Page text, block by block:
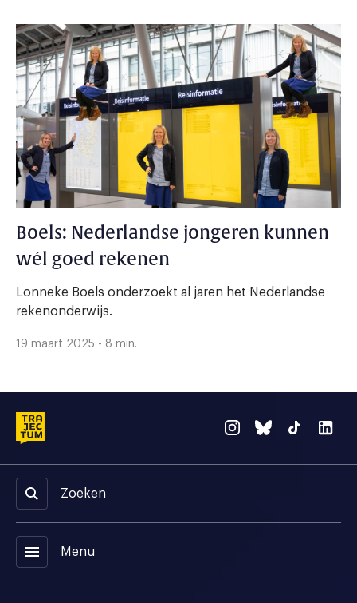
Boels: Nederlandse jongeren kunnen
wél goed rekenen
Lonneke Boels onderzoekt al jaren het Nederlandse
rekenonderwijs.
19 maart 2025 - 8 min.
Zoeken
menu Menu